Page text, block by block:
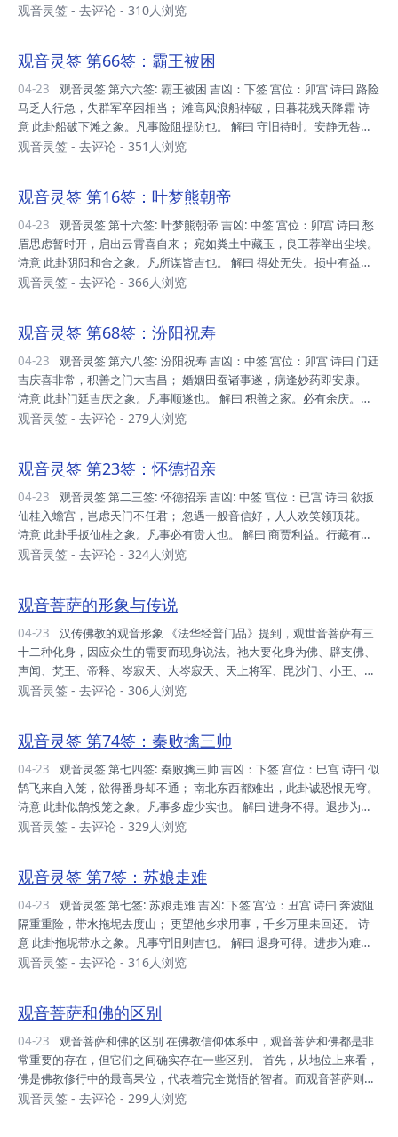
碍。作意营谋。功名顺遂。 仙机 家宅→安 自身→泰 求财→顺遂 交易→
译 由于从小就开始经商生意，所以经验老道 各种福禄都很丰富 若是转
换其他谋望 步步高升 本签精髓 越作越好。步步高升。 凡事做事 本签意
味着，当前你所进行的谋望，其实也不差。若是想要变更...
观音灵签 - 去评论 - 310人浏览
观音灵签 第66签：霸王被困
04-23
马乏人行急，失群军卒困相当； 滩高风浪船棹破，日暮花残天降霜 诗
意 此卦船破下滩之象。凡事险阻提防也。 解曰 守旧待时。安静无咎。
不用求谋。自在悠游。 仙机 家宅→忧疑 自身→灾耗 求财→破失 交易→
译 走在危险的道路，人却远离了马。 就好比是离开军群的士兵受困
了。也好比是离开羊群的羊遇到老虎。 好比是风浪很高，而船桨却坏
了。 也如夕阳西下了，花也凋谢了，天空还降着霜。 本签精髓 ...
观音灵签 - 去评论 - 351人浏览
观音灵签 第16签：叶梦熊朝帝
04-23
眉思虑暂时开，启出云霄喜自来； 宛如粪土中藏玉，良工荐举出尘埃。
诗意 此卦阴阳和合之象。凡所谋皆吉也。 解曰 得处无失。损中有益。
小人逢凶。君子顺吉。 仙机 家宅→不利渐安 自身→秋冬吉 求财→成 交
整体解译 形容困惑之事一时解开了 拨开障碍得见光明 就如粪土中藏
玉，而由专家将之找出来 攒：攒眉：眉毛紧蹙。 咫：咫尺：形容距离
很近。 本签精髓 拨云见日，君子出线。贵人荐举，苦...
观音灵签 - 去评论 - 366人浏览
观音灵签 第68签：汾阳祝寿
04-23
吉庆喜非常，积善之门大吉昌； 婚姻田蚕诸事遂，病逢妙药即安康。
诗意 此卦门廷吉庆之象。凡事顺遂也。 解曰 积善之家。必有余庆。忠
义之门。拱照福星。 仙机 家宅→旺 自身→安 求财→春旺 交易→遂 婚姻
句：由于过去的善行，故有喜庆降临。 第三句：婚姻事顺遂，诉讼得
理，农作收成。 第四句：疾病遇好药而康复 本签精髓 善有善报。 凡事
做事 谋得本签，诸事遂意，欢喜洋洋，此乃过去善行之功。...
观音灵签 - 去评论 - 279人浏览
观音灵签 第23签：怀德招亲
04-23
仙桂入蟾宫，岂虑天门不任君； 忽遇一般音信好，人人欢笑领顶花。
诗意 此卦手扳仙桂之象。凡事必有贵人也。 解曰 商贾利益。行藏有
危。病安讼遂。尽可施为。 仙机 家宅→欠安 自身→作福 求财→遂意 交
解译 形容事情，既然得到了锁钥，这何必担心门不开呢! 谋望一般音信
好 高人自送岭头来 人人皆笑岭顶花→人人欢笑喜庆来。 仙桂：可以通
往月宫的仙树。若欲登月宫，务必攀得仙桂。此形容若想...
观音灵签 - 去评论 - 324人浏览
观音菩萨的形象与传说
04-23
十二种化身，因应众生的需要而现身说法。祂大要化身为佛、辟支佛、
声闻、梵王、帝释、岑寂天、大岑寂天、天上将军、毘沙门、小王、父
老、居士、宰官、婆罗门、比丘、比丘尼、优婆塞、优婆夷、妇女、童
至有三十三观音之说，是大乘佛教对观音应化的三十三种形象的称呼。
在中国，对观世音菩萨的崇拜劈头于公元前一世纪随着佛教的传入而开
始，并于七世纪中叶传入朝鲜半岛和日本，可是显教多数宗派认为良人
不克不及成佛，唯有转为男身能力成佛，以...
观音灵签 - 去评论 - 306人浏览
观音灵签 第74签：秦败擒三帅
04-23
鹄飞来自入笼，欲得番身却不通； 南北东西都难出，此卦诚恐恨无穹。
诗意 此卦似鹄投笼之象。凡事多虚少实也。 解曰 进身不得。退步为
难。低头直去。悉在其中。 仙机 家宅→不安 自身→困滞 求财→小人 交
译 自投罗网 求出不得 四处有碍 遗憾无穷 本签精髓 自投罗网。进退两
难。准败无疑。 凡事做事 一旦投入这件事，这已陷入不可自拔的困厄
之中，这结果将让人遗憾终身。若能中途退出者，这是...
观音灵签 - 去评论 - 329人浏览
观音灵签 第7签：苏娘走难
04-23
隔重重险，带水拖坭去度山； 更望他乡求用事，千乡万里未回还。 诗
意 此卦拖坭带水之象。凡事守旧则吉也。 解曰 退身可得。进步为难。
只宜守旧。莫望高扳。 仙机 家宅→不利 自身→祈福 求财→秋冬吉 交易
体解译 劳碌奔波经历重重的危险 举足沉重又登山 更考虑他处作他用 经
过千山万水还未回来 带水拖泥，代表沉重、包袱、累赘。 千山万水，
代表许多的阻隔、障碍、距离遥远。 本签精髓 事虽...
观音灵签 - 去评论 - 316人浏览
观音菩萨和佛的区别
04-23
常重要的存在，但它们之间确实存在一些区别。 首先，从地位上来看，
佛是佛教修行中的最高果位，代表着完全觉悟的智者。而观音菩萨则是
菩萨中的一个重要角色，虽然她尚未达到佛的果位，但以其广大的慈悲
观音灵签 - 去评论 - 299人浏览